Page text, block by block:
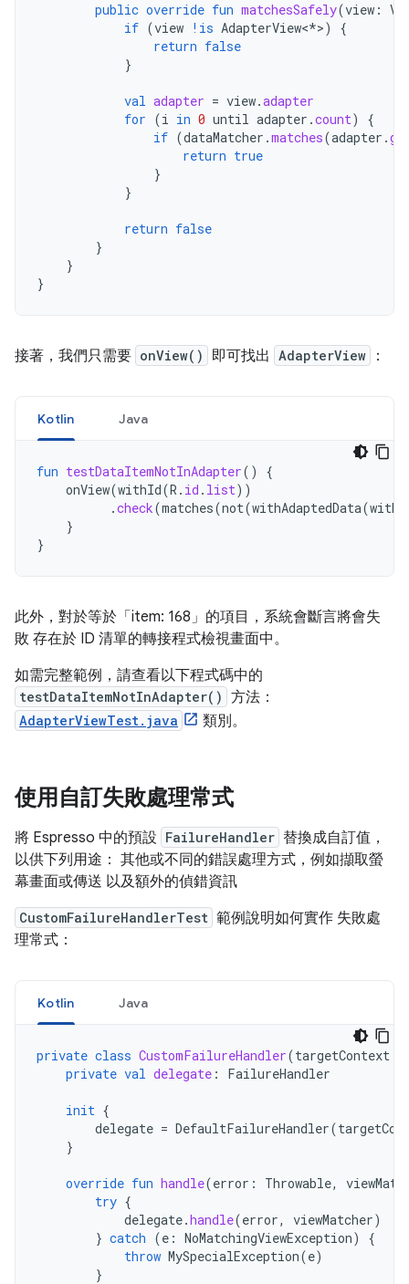
public override fun matchesSafely(view :
if (view !is AdapterView<*>)
{
return false
}
val adapter = view.adapter
for (i in 0 until adapter .count)
{
if (dataMatcher .matches(adapter .
return true
}
}
return false
}
}
}
接著，我們只需要 onView() 即可找出 AdapterView ：
Kotlin Java
fun testDataItemNotInAdapter()
{
onView(withId(R . id . list))
.check(matches(not(withAdaptedData(
}
}
此外，對於等於「item: 168」的項目，系統會斷言將會失
敗 存在於 ID 清單的轉接程式檢視畫面中。
如需完整範例，請查看以下程式碼中的
testDataItemNotInAdapter() 方法：
AdapterViewTest.java 類別。
使用自訂失敗處理常式
將 Espresso 中的預設 FailureHandler 替換成自訂值，
以供下列用途： 其他或不同的錯誤處理方式，例如擷取螢
幕畫面或傳送 以及額外的偵錯資訊
CustomFailureHandlerTest 範例說明如何實作 失敗處
理常式：
Kotlin Java
private class CustomFailureHandler(targetContext
private val delegate : FailureHandler
init {
delegate = DefaultFailureHandler(
}
override fun handle(error : Throwable,
try {
delegate.handle(error, viewMatcher)
} catch (e : NoMatchingViewException)
{
throw MySpecialException(e)
}